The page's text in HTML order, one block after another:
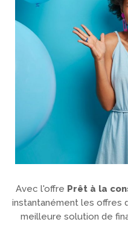
Avec l'offre Prêt à la
instantanément les offres
meilleure solution de